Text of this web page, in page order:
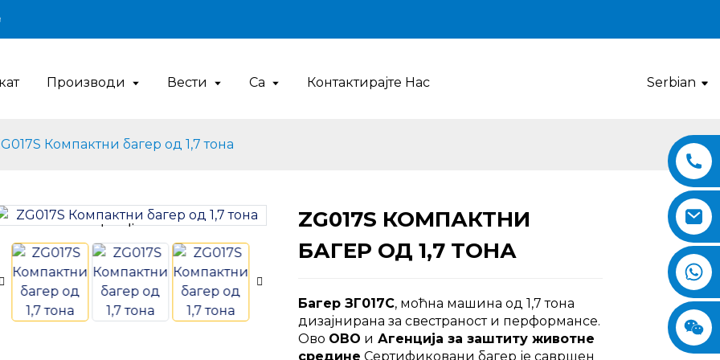
Производи Вести Са Контактирајте Нас Serbian
Компактни багер од 1,7 тона
Loading...
Loading... Loading...
Loading...
ZG017S КОМПАКТНИ
БАГЕР ОД 1,7 ТОНА
Багер ЗГ017С, моћна машина од 1,7 тона
дизајнирана за свестраност и перформансе.
Ово ОВО и Агенција за заштиту животне
средине Сертификовани багер је савршен